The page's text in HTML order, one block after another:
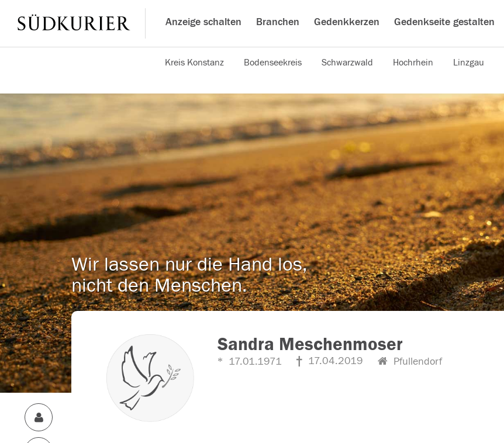
Anzeige schalten Branchen Gedenkkerzen Gedenkseite gestalten
Kreis Konstanz Bodenseekreis Schwarzwald Hochrhein Linzgau
Wir lassen nur die Hand los,
nicht den Menschen.
Sandra Meschenmoser
17.01.1971 17.04.2019 Pfullendorf